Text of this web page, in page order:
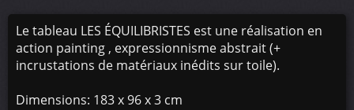
Le tableau LES ÉQUILIBRISTES est une réalisation en
action painting , expressionnisme abstrait (+
incrustations de matériaux inédits sur toile).
Dimensions: 183 x 96 x 3 cm